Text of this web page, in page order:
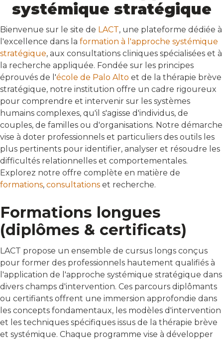
systémique stratégique
Bienvenue sur le site de LACT, une plateforme dédiée à
l'excellence dans la formation à l'approche systémique
stratégique, aux consultations cliniques spécialisées et à
la recherche appliquée. Fondée sur les principes
éprouvés de l'école de Palo Alto et de la thérapie brève
stratégique, notre institution offre un cadre rigoureux
pour comprendre et intervenir sur les systèmes
humains complexes, qu'il s'agisse d'individus, de
couples, de familles ou d'organisations. Notre démarche
vise à doter professionnels et particuliers des outils les
plus pertinents pour identifier, analyser et résoudre les
difficultés relationnelles et comportementales.
Explorez notre offre complète en matière de
formations, consultations et recherche.
Formations longues
(diplômes & certificats)
LACT propose un ensemble de cursus longs conçus
pour former des professionnels hautement qualifiés à
l'application de l'approche systémique stratégique dans
divers champs d'intervention. Ces parcours diplômants
ou certifiants offrent une immersion approfondie dans
les concepts fondamentaux, les modèles d'intervention
et les techniques spécifiques issus de la thérapie brève
et systémique. Chaque programme vise à développer